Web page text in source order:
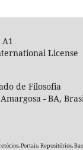
License
de Filosofia
- BA,
Portais, Repositórios,